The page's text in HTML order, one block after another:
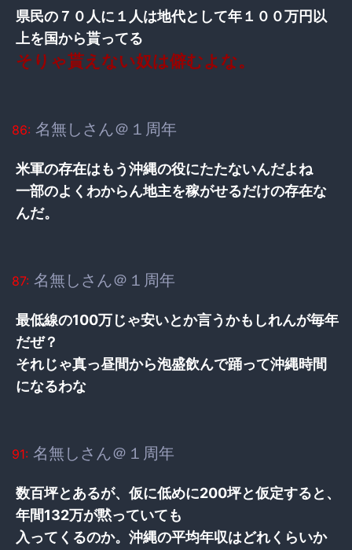
県民の７０人に１人は地代として年１００万円以
上を国から貰ってる
そりゃ貰えない奴は僻むよな。
86: 名無しさん＠１周年
米軍の存在はもう沖縄の役にたたないんだよね
一部のよくわからん地主を稼がせるだけの存在な
んだ。
87: 名無しさん＠１周年
最低線の100万じゃ安いとか言うかもしれんが毎年
だぜ？
それじゃ真っ昼間から泡盛飲んで踊って沖縄時間
になるわな
91: 名無しさん＠１周年
数百坪とあるが、仮に低めに200坪と仮定すると、
年間132万が黙っていても
入ってくるのか。沖縄の平均年収はどれくらいか